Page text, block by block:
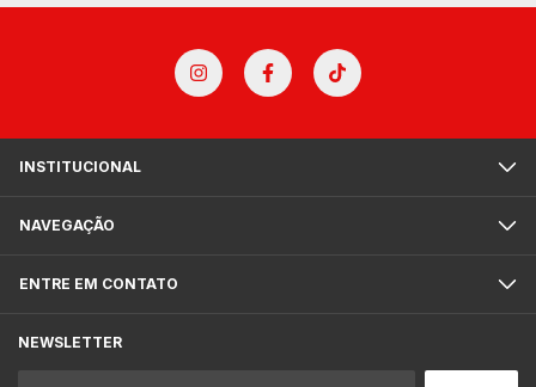
INSTITUCIONAL
NAVEGAÇÃO
ENTRE EM CONTATO
NEWSLETTER